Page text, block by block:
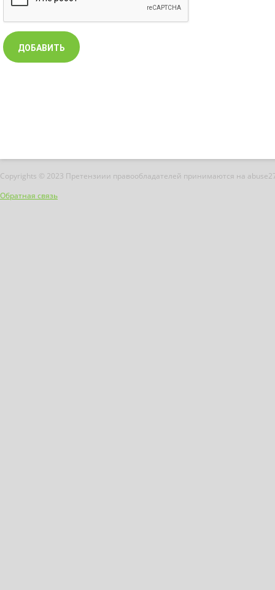
Copyrights © 2023 Претензиии правообладателей принимаются на
Обратная связь